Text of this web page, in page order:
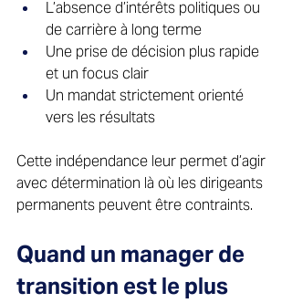
L’absence d’intérêts politiques ou
de carrière à long terme
Une prise de décision plus rapide
et un focus clair
Un mandat strictement orienté
vers les résultats
Cette indépendance leur permet d’agir
avec détermination là où les dirigeants
permanents peuvent être contraints.
Quand un manager de
transition est le plus